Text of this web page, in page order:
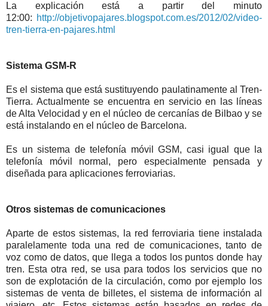
La explicación está a partir del minuto
12:00: http://objetivopajares.blogspot.com.es/2012/02/video-
tren-tierra-en-pajares.html
Sistema GSM-R
Es el sistema que está sustituyendo paulatinamente al Tren-
Tierra. Actualmente se encuentra en servicio en las líneas
de Alta Velocidad y en el núcleo de cercanías de Bilbao y se
está instalando en el núcleo de Barcelona.
Es un sistema de telefonía móvil GSM, casi igual que la
telefonía móvil normal, pero especialmente pensada y
diseñada para aplicaciones ferroviarias.
Otros sistemas de comunicaciones
Aparte de estos sistemas, la red ferroviaria tiene instalada
paralelamente toda una red de comunicaciones, tanto de
voz como de datos, que llega a todos los puntos donde hay
tren. Esta otra red, se usa para todos los servicios que no
son de explotación de la circulación, como por ejemplo los
sistemas de venta de billetes, el sistema de información al